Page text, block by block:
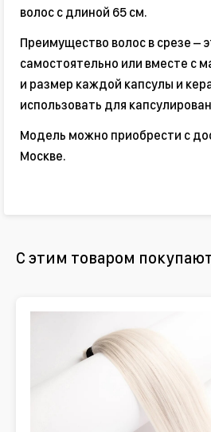
волос с длиной 65 см.
Преимущество волос в срезе –
самостоятельно или вместе с
и размер каждой капсулы и
использовать для
Модель можно приобрести с
Москве.
С этим товаром